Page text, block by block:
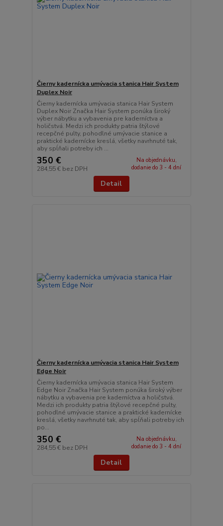
Čierny kadernícka umývacia stanica Hair System
Duplex Noir
Čierny kadernícka umývacia stanica Hair System
Duplex Noir Značka Hair System ponúka široký
výber nábytku a vybavenia pre kaderníctva a
holičstvá. Medzi ich produkty patria štýlové
recepčné pulty, pohodlné umývacie stanice a
praktické kadernícke kreslá, všetky navrhnuté tak,
aby spĺňali potreby ich ...
350 €
284,55 € bez DPH
Na objednávku,
dodanie do 3 - 4 dní
Detail
Čierny kadernícka umývacia stanica Hair System
Edge Noir
Čierny kadernícka umývacia stanica Hair System
Edge Noir Značka Hair System ponúka široký výber
nábytku a vybavenia pre kaderníctva a holičstvá.
Medzi ich produkty patria štýlové recepčné pulty,
pohodlné umývacie stanice a praktické kadernícke
kreslá, všetky navrhnuté tak, aby spĺňali potreby ich
po...
350 €
284,55 € bez DPH
Na objednávku,
dodanie do 3 - 4 dní
Detail